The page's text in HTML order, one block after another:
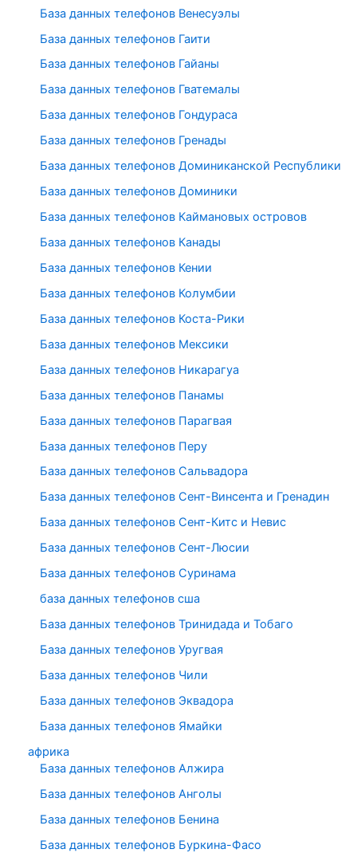
База данных телефонов Венесуэлы
База данных телефонов Гаити
База данных телефонов Гайаны
База данных телефонов Гватемалы
База данных телефонов Гондураса
База данных телефонов Гренады
База данных телефонов Доминиканской Республики
База данных телефонов Доминики
База данных телефонов Каймановых островов
База данных телефонов Канады
База данных телефонов Кении
База данных телефонов Колумбии
База данных телефонов Коста-Рики
База данных телефонов Мексики
База данных телефонов Никарагуа
База данных телефонов Панамы
База данных телефонов Парагвая
База данных телефонов Перу
База данных телефонов Сальвадора
База данных телефонов Сент-Винсента и Гренадин
База данных телефонов Сент-Китс и Невис
База данных телефонов Сент-Люсии
База данных телефонов Суринама
база данных телефонов сша
База данных телефонов Тринидада и Тобаго
База данных телефонов Уругвая
База данных телефонов Чили
База данных телефонов Эквадора
База данных телефонов Ямайки
африка
База данных телефонов Алжира
База данных телефонов Анголы
База данных телефонов Бенина
База данных телефонов Буркина-Фасо